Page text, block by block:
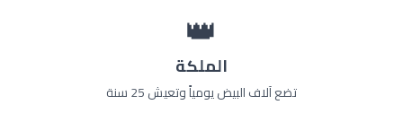
👑
الملكة
تضع آلاف البيض يومياً وتعيش 25 سنة